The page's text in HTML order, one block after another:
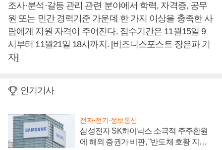
조사·분석·갈등 관리 관련 분야에서 학력, 자격증, 공무
원 또는 민간 경력기준 가운데 한 가지 이상을 충족한 사
람에게 지원 자격이 주어진다. 접수기간은 11월15일 9
시부터 11월21일 18시까지. [비즈니스포스트 장은파 기
자]
인기기사
전자·전기·정보통신
삼성전자 SK하이닉스 소극적 주주환원
에 해외 증권가 비판, "반도체 호황 지속